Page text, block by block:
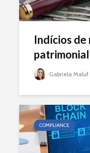
Indícios
Gabriela Maluf
COMPLIANCE